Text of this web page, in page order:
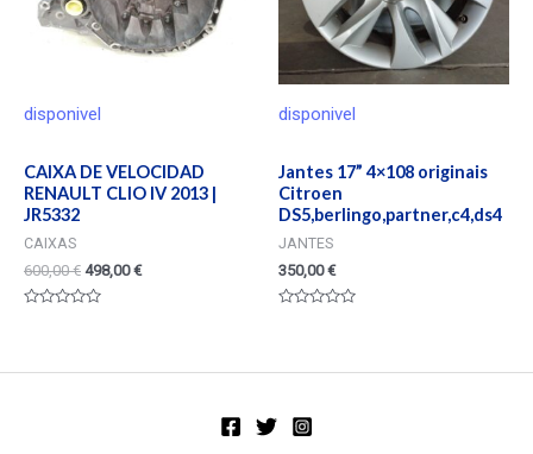
disponivel
CAIXA DE VELOCIDAD
RENAULT CLIO IV 2013 |
JR5332
CAIXAS
600,00€ 498,00€
5
disponivel
Jantes 17” 4×108 originais
Citroen
DS5,berlingo,partner,c4,ds4
JANTES
350,00€
5